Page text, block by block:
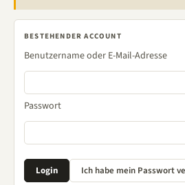
BESTEHENDER ACCOUNT
Benutzername oder E-Mail-Adresse
Passwort